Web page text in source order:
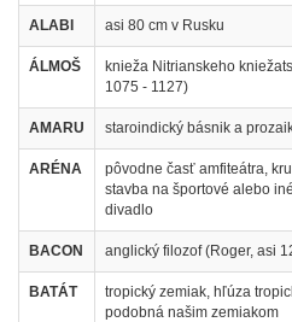
ALABI asi 80 cm v Rusku
ÁLMOŠ
knieža Nitrianskeho
1075 - 1127)
AMARU staroindický básnik a
ARÉNA
pôvodne časť amfiteátra,
stavba na športové alebo
divadlo
BACON anglický filozof (Roger, asi
BATÁT
tropický zemiak, hľúza
podobná našim zemiakom